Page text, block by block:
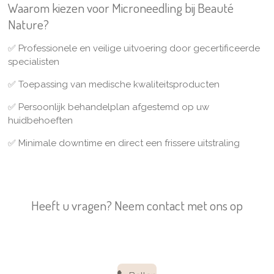
Waarom kiezen voor Microneedling bij Beauté
Nature?
✅Professionele en veilige uitvoering door gecertificeerde
specialisten
✅Toepassing van medische kwaliteitsproducten
✅Persoonlijk behandelplan afgestemd op uw
huidbehoeften
✅Minimale downtime en direct een frissere uitstraling
Heeft u vragen? Neem contact met ons op